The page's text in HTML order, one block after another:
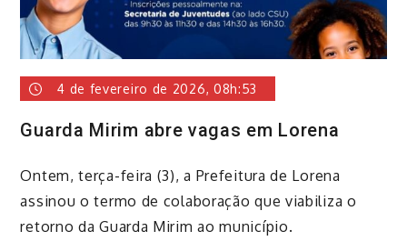
4 de fevereiro de 2026, 08h:53
Guarda Mirim abre vagas em Lorena
Ontem, terça-feira (3), a Prefeitura de Lorena
assinou o termo de colaboração que viabiliza o
retorno da Guarda Mirim ao município.